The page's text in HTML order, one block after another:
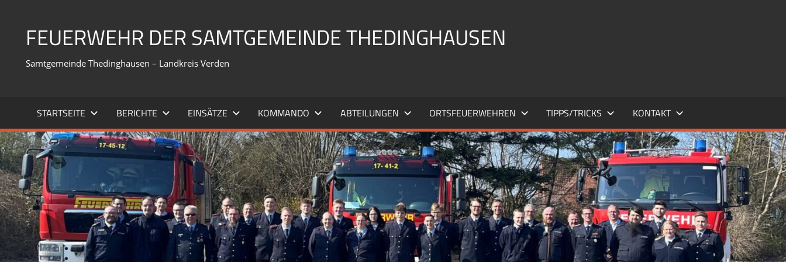
springenFEUERWEHR DER SAMTGEMEINDE THEDINGHAUSEN
Samtgemeinde Thedinghausen – Landkreis Verden
STARTSEITE BERICHTE EINSÄTZE KOMMANDO ABTEILUNGEN ORTSFEUERWEHREN TIPPS/TRICKS KONTAKT